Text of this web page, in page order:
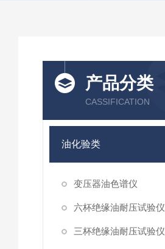
产品分类
CASSIFICATION
油化验类
变压器油色谱仪
六杯绝缘油耐压试验仪
三杯绝缘油耐压试验仪